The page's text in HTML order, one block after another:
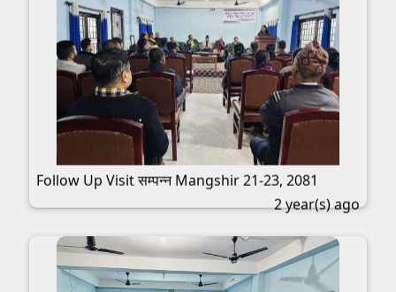
Follow Up Visit सम्पन्न Mangshir 21-23, 2081
2 year(s) ago